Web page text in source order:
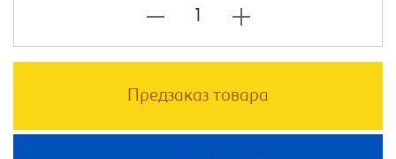
Предзаказ товара